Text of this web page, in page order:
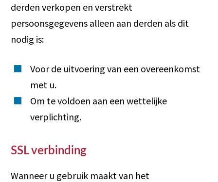
derden verkopen en verstrekt
persoonsgegevens alleen aan derden als dit
nodig is:
Voor de uitvoering van een overeenkomst
met u.
Om te voldoen aan een wettelijke
verplichting.
SSL verbinding
Wanneer u gebruik maakt van het